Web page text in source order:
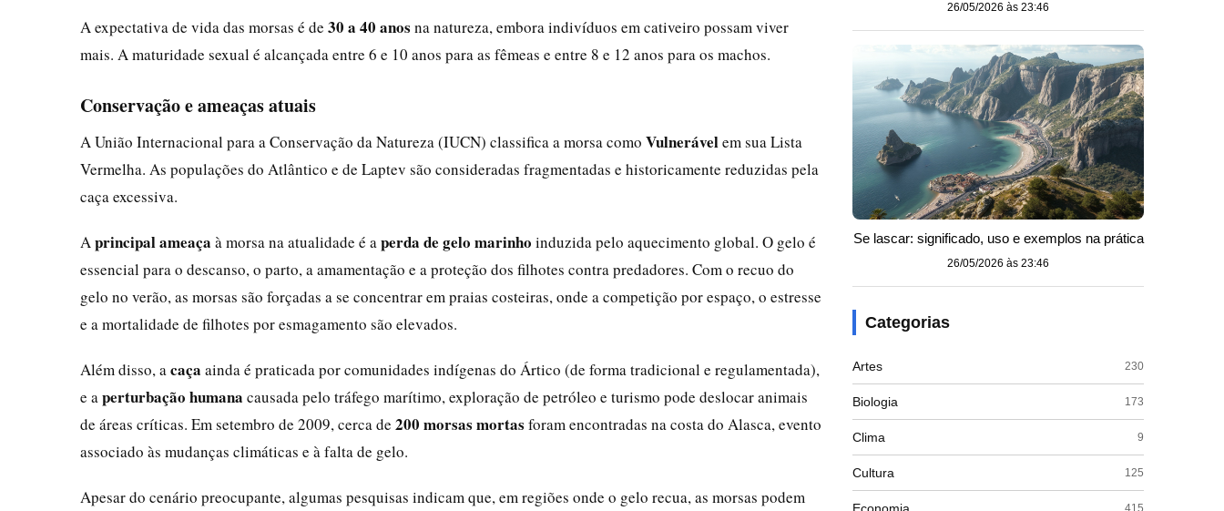
A expectativa de vida das morsas é de 30 a 40 anos na natureza, embora indivíduos em cativeiro possam viver
mais. A maturidade sexual é alcançada entre 6 e 10 anos para as fêmeas e entre 8 e 12 anos para os machos.
Conservação e ameaças atuais
A União Internacional para a Conservação da Natureza (IUCN) classifica a morsa como Vulnerávelem sua Lista
Vermelha. As populações do Atlântico e de Laptev são consideradas fragmentadas e historicamente reduzidas pela
caça excessiva.
A principal ameaça à morsa na atualidade é a perda de gelo marinho induzida pelo aquecimento global. O gelo é
essencial para o descanso, o parto, a amamentação e a proteção dos filhotes contra predadores. Com o recuo do
gelo no verão, as morsas são forçadas a se concentrar em praias costeiras, onde a competição por espaço, o estresse
e a mortalidade de filhotes por esmagamento são elevados.
Além disso, a caça ainda é praticada por comunidades indígenas do Ártico (de forma tradicional e regulamentada),
e a perturbação humana causada pelo tráfego marítimo, exploração de petróleo e turismo pode deslocar animais
de áreas críticas. Em setembro de 2009, cerca de 200 morsas mortas foram encontradas na costa do Alasca, evento
associado às mudanças climáticas e à falta de gelo.
Apesar do cenário preocupante, algumas pesquisas indicam que, em regiões onde o gelo recua, as morsas podem
26/05/2026 às 23:46
Se lascar: significado, uso e exemplos na prática
26/05/2026 às 23:46
Categorias
Artes 230
Biologia 173
Clima 9
Cultura 125
415